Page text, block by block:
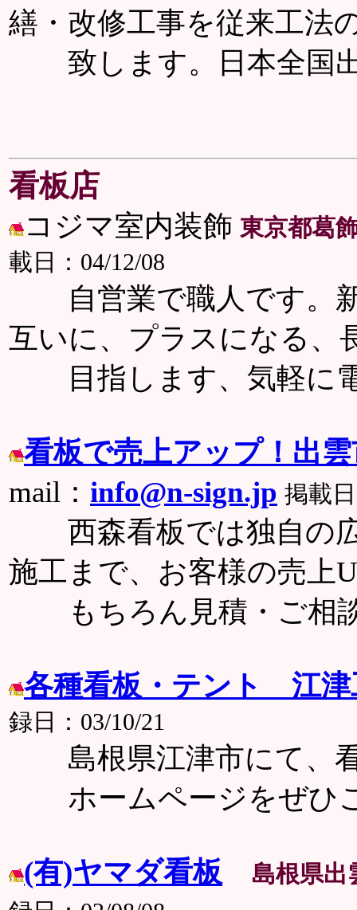
繕・改修工事を従来工法
致します。日本全国出
看板店
コジマ室内装飾 東京都葛
載日：04/12/08
自営業で職人です。新
互いに、プラスになる、
目指します、気軽に
看板で売上アップ！出
mail： info@n-sign.jp 掲載
西森看板では独自の広
施工まで、お客様の売上
もちろん見積・ご相談
各種看板・テント 江津
録日：03/10/21
島根県江津市にて、看
ホームページをぜひ
(有)ヤマダ看板
島根県出